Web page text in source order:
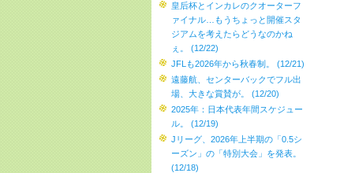
皇后杯とインカレのクオーターフ
ァイナル…もうちょっと開催スタ
ジアムを考えたらどうなのかね
ぇ。 (12/22)
JFLも2026年から秋春制。 (12/21)
遠藤航、センターバックでフル出
場、大きな賞賛が。 (12/20)
2025年：日本代表年間スケジュー
ル。 (12/19)
Jリーグ、2026年上半期の「0.5シ
ーズン」の「特別大会」を発表。
(12/18)